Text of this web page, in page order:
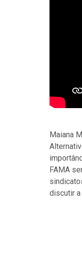
Maiana
FAMA
discutir a